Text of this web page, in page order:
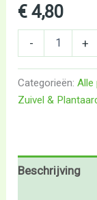
€ 4,80
- +
Categorieën:Alle
Zuivel &
Beschrijving